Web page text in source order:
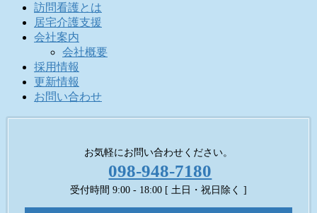
訪問看護とは
居宅介護支援
会社案内
会社概要
採用情報
更新情報
お問い合わせ
お気軽にお問い合わせください。
098-948-7180
受付時間 9:00 - 18:00 [ 土日・祝日除く ]